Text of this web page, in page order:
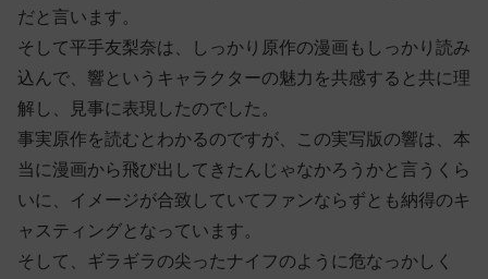
だと言います。
そして平手友梨奈は、しっかり原作の漫画もしっかり読み
込んで、響というキャラクターの魅力を共感すると共に理
解し、見事に表現したのでした。
事実原作を読むとわかるのですが、この実写版の響は、本
当に漫画から飛び出してきたんじゃなかろうかと言うくら
いに、イメージが合致していてファンならずとも納得のキ
ャスティングとなっています。
そして、ギラギラの尖ったナイフのように危なっかしく